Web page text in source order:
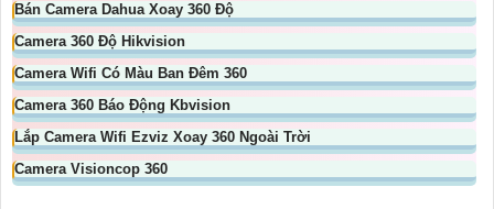
Bán Camera Dahua Xoay 360 Độ
Camera 360 Độ Hikvision
Camera Wifi Có Màu Ban Đêm 360
Camera 360 Báo Động Kbvision
Lắp Camera Wifi Ezviz Xoay 360 Ngoài Trời
Camera Visioncop 360